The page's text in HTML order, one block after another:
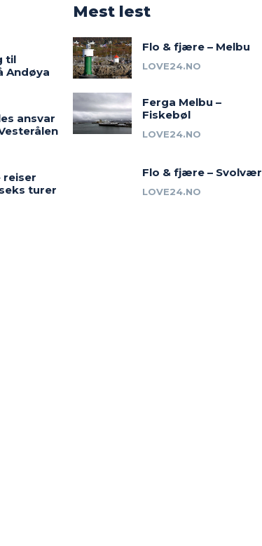
til
Andøya
ansvar
reiser
turer
Mest lest
Flo & fjære – Melbu
LOVE24.NO
Ferga Melbu –
Fiskebøl
LOVE24.NO
Flo & fjære – Svolvær
LOVE24.NO